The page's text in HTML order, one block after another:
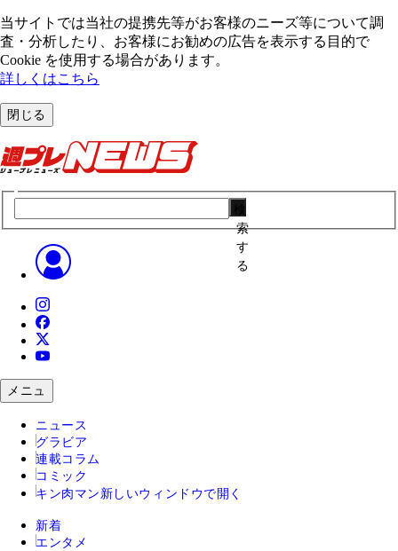
当サイトでは当社の提携先等がお客様のニーズ等について調
査・分析したり、お客様にお勧めの広告を表⽰する⽬的で
Cookie を使⽤する場合があります。
詳しくはこちら
閉じる
索
す
る
メニュ
ニュース
グラビア
連載コラム
コミック
キン肉マン 新しいウィンドウで開く
新着
エンタメ